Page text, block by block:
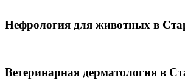
Нефрология для животных в
Ветеринарная дерматология в